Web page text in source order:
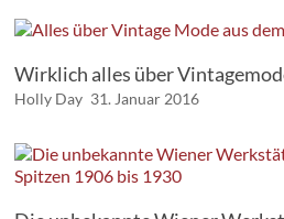
Wirklich alles über
Holly Day 31. Januar 2016